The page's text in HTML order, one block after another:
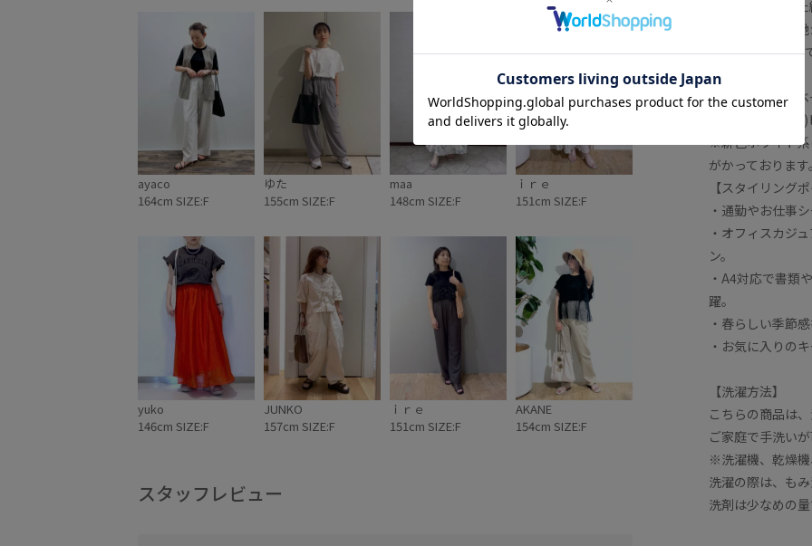
ayaco
164cm SIZE:F
ゆた
155cm SIZE:F
maa
148cm SIZE:F
ｉｒｅ
151cm SIZE:F
yuko
146cm SIZE:F
JUNKO
157cm SIZE:F
ｉｒｅ
151cm SIZE:F
AKANE
154cm SIZE:F
スタッフレビュー
・すっきりとし
・シンプルな無
・内側が3層構造
【カラー】
・モノトーンを
・ホワイト系
※新色ホワイト系
がかっております。
【スタイリングポ
・通勤やお仕事
・オフィスカジ
ン。
・A4対応で書類
躍。
・春らしい季節
・お気に入りの
【洗濯方法】
こちらの商品は
ご家庭で手洗いが
※洗濯機、乾燥機
洗濯の際は、も
洗剤は少なめの